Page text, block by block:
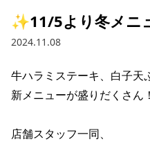
所在地
焼とりてっぱん
コーポレートガバナ
業績推移
株式情報
IRライブラリ
パート・アルバイト
お問い合わせ
IRお問い合わせ
プライバシーポリシー
リンク集
✨11/5より冬メニ
2024.11.08
牛ハラミステーキ、白子天
新メニューが盛りだくさん！
店舗スタッフ一同、